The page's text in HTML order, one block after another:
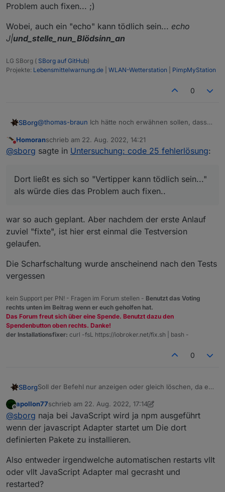
Problem auch fixen... ;)
Wobei, auch ein "echo" kann tödlich sein... echo
J|und_stelle_nun_Blödsinn_an
LG SBorg ( SBorg auf GitHub)
Projekte: Lebensmittelwarnung.de WLAN-Wetterstation PimpMyStation
0
SBorg@thomas-braun Ich hätte noch erwähnen sollen, dass
so "Vertipper kann tödlich sein..." als würde dies das
Problem auch fixen... ;)
Wobei, auch ein "echo" kann tödlich sein...
J|und_stelle_nun_Blödsinn_an
Nicht stören
Homoranschrieb am 22. Aug. 2022, 14:21
zuletzt editiert von
@sborg sagte in Untersuchung: code 25 fehlerlösung:
Dort ließt es sich so "Vertipper kann tödlich sein..."
als würde dies das Problem auch fixen..
war so auch geplant. Aber nachdem der erste Anlauf
zuviel "fixte", ist hier erst einmal die Testversion
gelaufen.
Die Scharfschaltung wurde anscheinend nach den Tests
vergessen
kein Support per PN! - Fragen im Forum stellen - Benutzt das Voting
rechts unten im Beitrag wenn er euch geholfen hat.
Das Forum freut sich über eine Spende. Benutzt dazu den
Spendenbutton oben rechts. Danke!
der Installationsfixer: curl -fsL https://iobroker.net/fix.sh | bash -
0
SBorgSoll der Befehl nur anzeigen oder gleich löschen, da er
@apollon77Ich habe mal den Befehl a bisserl
modifiziert. Bei mir gibt es diese Tmp-Verzeichnisse
stellenweise schon seit 13. Oktober 2021 (nein, kein
Schreibfehler).
Was aber IMHO interessanter ist:
drwxrwxr-x+ 2 iobroker iobroker 4096 Aug 15
drwxrwxr-x+ 7 iobroker iobroker 4096 Aug 15
drwxrwxr-x+ 2 iobroker iobroker 4096 Aug 15
Ich habe ganz bestimmt nix morgens um 05:11 Uhr
"angestellt". Spricht ein wenig gegen die reine NPM-
Theorie, zumindest fände ich das bedenklich, wenn sich
Offline
apollon77schrieb am 22. Aug. 2022, 17:14
zuletzt editiert von apollon77
@sborg naja bei JavaScript wird ja npm ausgeführt
wenn der javascript Adapter startet um Die dort
definierten Pakete zu installieren.
Also entweder irgendwelche automatischen restarts vllt
oder vllt JavaScript Adapter mal gecrasht und
restarted?